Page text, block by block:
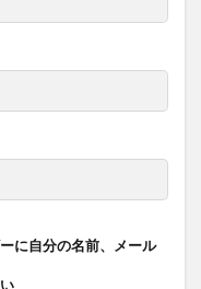
に自分の名前、メール